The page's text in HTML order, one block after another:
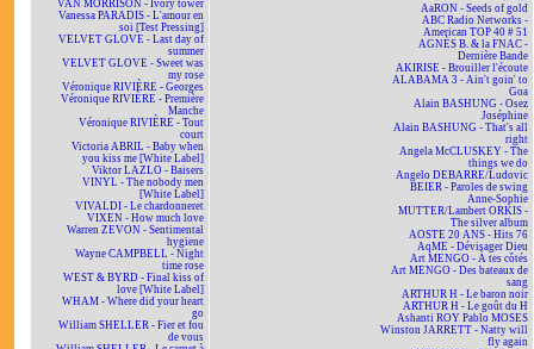
VAN MORRISON - Ivory tower
Vanessa PARADIS - L'amour en
soi [Test Pressing]
VELVET GLOVE - Last day of
summer
VELVET GLOVE - Sweet was
my rose
Véronique RIVIÈRE - Georges
Véronique RIVIÈRE - Première
Manche
Véronique RIVIÈRE - Tout
court
Victoria ABRIL - Baby when
you kiss me [White Label]
Viktor LAZLO - Baisers
VINYL - The nobody men
[White Label]
VIVALDI - Le chardonneret
VIXEN - How much love
Warren ZEVON - Sentimental
hygiene
Wayne CAMPBELL - Night
time rose
WEST & BYRD - Final kiss of
love [White Label]
WHAM - Where did your heart
go
William SHELLER - Fier et fou
de vous
AaRON - Seeds of gold
ABC Radio Networks -
American TOP 40 # 51
AGNÈS B. & la FNAC -
Dernière Bande
AKIRISE - Brouiller l'écoute
ALABAMA 3 - Ain't goin' to
Goa
Alain BASHUNG - Osez
Joséphine
Alain BASHUNG - That's all
right
Angela McCLUSKEY - The
things we do
Angelo DEBARRE/Ludovic
BEIER - Paroles de swing
Anne-Sophie
MUTTER/Lambert ORKIS -
The silver album
AOSTE 20 ANS - Hits 76
AqME - Dévisager Dieu
Art MENGO - À tes côtés
Art MENGO - Des bateaux de
sang
ARTHUR H - Le baron noir
ARTHUR H - Le goût du H
Ashanti ROY Pablo MOSES
Winston JARRETT - Natty will
fly again